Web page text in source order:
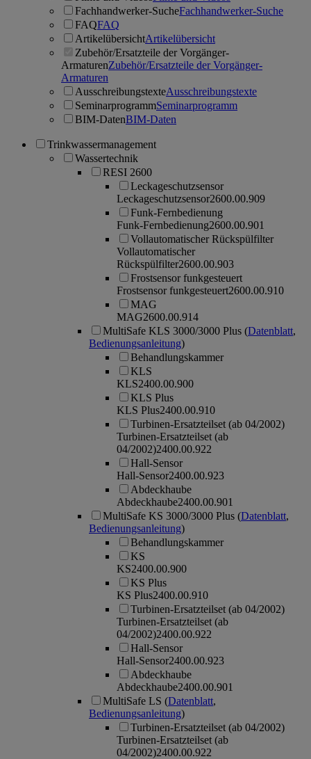
Fachhandwerker-SucheFachhandwerker-Suche
FAQFAQ
ArtikelübersichtArtikelübersicht
Zubehör/Ersatzteile der Vorgänger-
ArmaturenZubehör/Ersatzteile der Vorgänger-
Armaturen
AusschreibungstexteAusschreibungstexte
SeminarprogrammSeminarprogramm
BIM-DatenBIM-Daten
Trinkwassermanagement
Wassertechnik
RESI 2600
Leckageschutzsensor
Leckageschutzsensor2600.00.909
Funk-Fernbedienung
Funk-Fernbedienung2600.00.901
Vollautomatischer Rückspülfilter
Vollautomatischer
Rückspülfilter2600.00.903
Frostsensor funkgesteuert
Frostsensor funkgesteuert2600.00.910
MAG
MAG2600.00.914
MultiSafe KLS 3000/3000 Plus (Datenblatt,
Bedienungsanleitung)
Behandlungskammer
KLS
KLS2400.00.900
KLS Plus
KLS Plus2400.00.910
Turbinen-Ersatzteilset (ab 04/2002)
Turbinen-Ersatzteilset (ab
04/2002)2400.00.922
Hall-Sensor
Hall-Sensor2400.00.923
Abdeckhaube
Abdeckhaube2400.00.901
MultiSafe KS 3000/3000 Plus (Datenblatt,
Bedienungsanleitung)
Behandlungskammer
KS
KS2400.00.900
KS Plus
KS Plus2400.00.910
Turbinen-Ersatzteilset (ab 04/2002)
Turbinen-Ersatzteilset (ab
04/2002)2400.00.922
Hall-Sensor
Hall-Sensor2400.00.923
Abdeckhaube
Abdeckhaube2400.00.901
MultiSafe LS (Datenblatt,
Bedienungsanleitung)
Turbinen-Ersatzteilset (ab 04/2002)
Turbinen-Ersatzteilset (ab
04/2002)2400.00.922